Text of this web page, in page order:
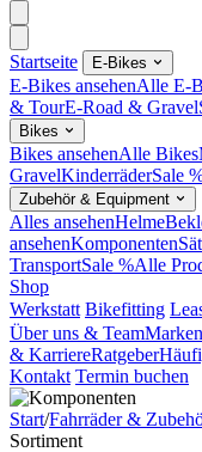
Startseite E-Bikes
E-Bikes ansehenAlle E-
& TourE-Road & Gravel
Bikes
Bikes ansehenAlle Bikes
GravelKinderräderSale
Zubehör & Equipment
Alles ansehenHelme
ansehenKomponenten
TransportSale %Alle
Shop
Werkstatt Bikefitting
Über uns & Team
& KarriereRatgeber
Kontakt Termin buchen
Start/Fahrräder &
Sortiment